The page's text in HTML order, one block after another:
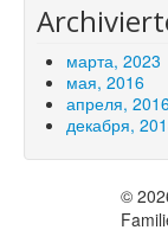
марта, 2023
мая, 2016
апреля, 2016
декабря,
©